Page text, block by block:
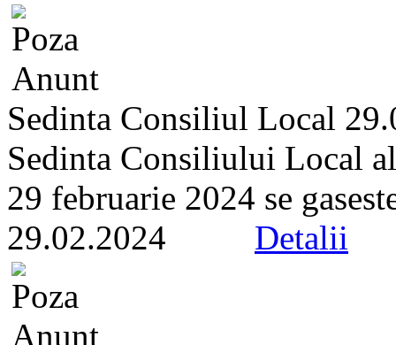
Sedinta Consiliul Local
Sedinta Consiliului Local
29 februarie 2024 se
29.02.2024 Detalii